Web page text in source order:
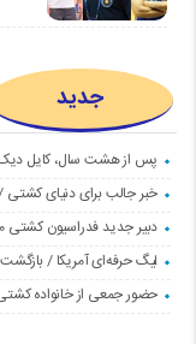
جدید
پس از هشت سال، کایل
خبر جالب برای دنیای
دبیر جدید فدراسیون کشتی
لیگ حرفه‌ای آمریکا /
حضور جمعی از خانواده